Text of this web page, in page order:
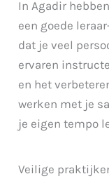
In Agadir
een goede
dat je veel
ervaren
en het
werken met je
je eigen tempo
Veilige